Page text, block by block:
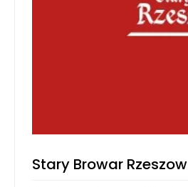
Stary Browar Rzeszow